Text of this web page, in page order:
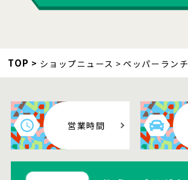
TOP ショップニュース ペッパーランチ
営業時間